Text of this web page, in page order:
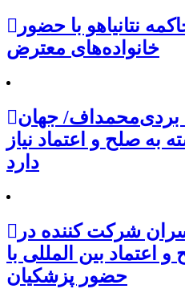
نتانیاهو با حضور
خانواده‌های معترض
بردی‌محمداف/ جهان
به صلح و اعتماد نیاز
دارد
شرکت کننده در
بین المللی با
حضور پزشکیان